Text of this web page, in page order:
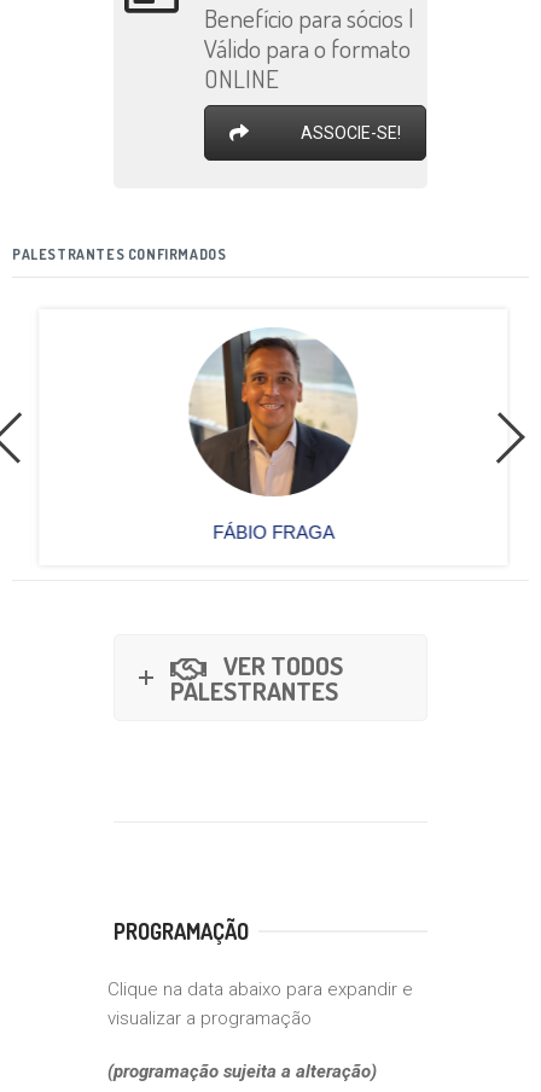
Benefício para sócios |
Válido para o formato
ONLINE
ASSOCIE-SE!
PALESTRANTES CONFIRMADOS
FÁBIO FRAGA
VER TODOS
PALESTRANTES
PROGRAMAÇÃO
Clique na data abaixo para expandir e
visualizar a programação
(programação sujeita a alteração)